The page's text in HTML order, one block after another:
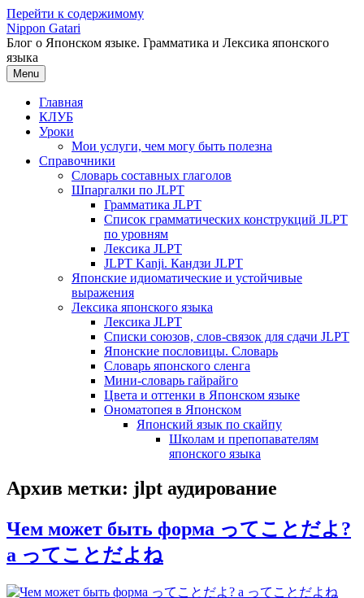
Перейти к содержимому
Nippon Gatari
Блог о Японском языке. Грамматика и Лексика японского
языка
Menu
Главная
КЛУБ
Уроки
Мои услуги, чем могу быть полезна
Справочники
Словарь составных глаголов
Шпаргалки по JLPT
Грамматика JLPT
Список грамматических конструкций JLPT
по уровням
Лексика JLPT
JLPT Kanji. Кандзи JLPT
Японские идиоматические и устойчивые
выражения
Лексика японского языка
Лексика JLPT
Списки союзов, слов-связок для сдачи JLPT
Японские пословицы. Словарь
Словарь японского сленга
Мини-словарь гайрайго
Цвета и оттенки в Японском языке
Ономатопея в Японском
Японский язык по скайпу
Школам и препопавателям
японского языка
Архив метки: jlpt аудирование
Чем может быть форма ってことだよ?
а ってことだよね